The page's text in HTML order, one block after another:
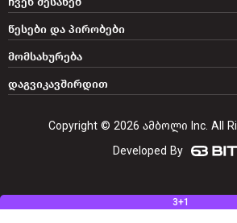
3+1
დაგვიკავშირდით
წესები და პირობები
მომსახურება
Copyright © 2026 ამბოლი Inc. All
Developed By